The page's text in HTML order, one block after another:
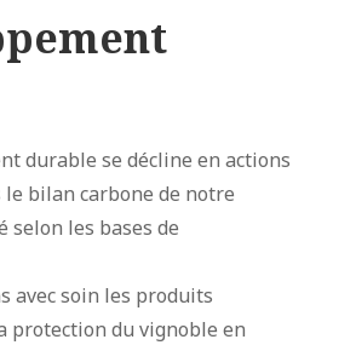
durable se décline en actions
bilan carbone de notre
selon les bases de
avec soin les produits
protection du vignoble en